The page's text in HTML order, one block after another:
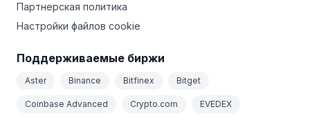
Партнерская политика
Настройки файлов cookie
Поддерживаемые биржи
Aster Binance Bitfinex Bitget
Coinbase Advanced Crypto.com EVEDEX